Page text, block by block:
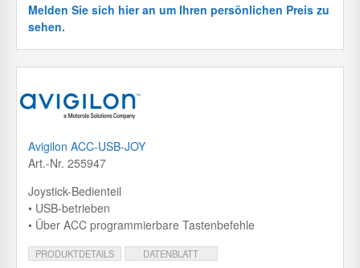
Melden Sie sich hier an um Ihren persönlichen Preis zu
sehen.
Avigilon ACC-USB-JOY
Art.-Nr. 255947
Joystick-Bedienteil
• USB-betrieben
• Über ACC programmierbare Tastenbefehle
PRODUKTDETAILS DATENBLATT